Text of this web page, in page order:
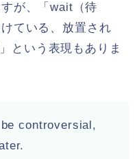
が、「wait（待
ている、放置され
という表現もありま
controversial,